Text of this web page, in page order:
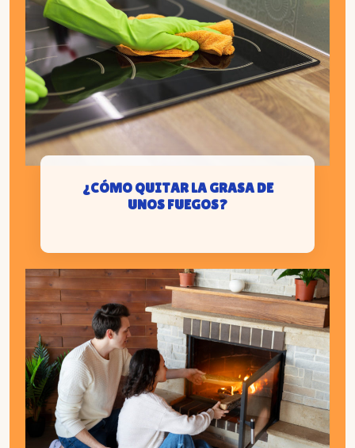
¿CÓMO QUITAR LA GRASA DE
UNOS FUEGOS?